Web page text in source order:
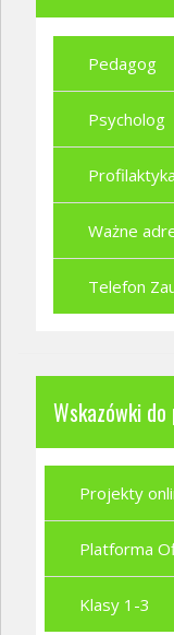
Pedagog
Psycholog
Ważne
Telefon
Wskazówki
Projekty
Platforma
Klasy 1-3